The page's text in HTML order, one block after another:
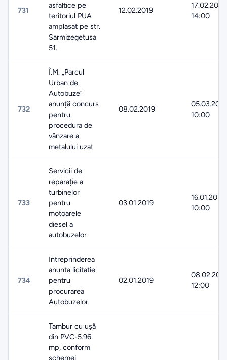
731
asfaltice pe
teritoriul PUA
amplasat pe str.
Sarmizegetusa
51.
12.02.2019
17.02.2019
14:00
732
Î.M. „Parcul
Urban de
Autobuze”
anunță concurs
pentru
procedura de
vânzare a
metalului uzat
08.02.2019
05.03.2019
10:00
733
Servicii de
reparație a
turbinelor
pentru
motoarele
diesel a
autobuzelor
03.01.2019
16.01.2019
10:00
734
Intreprinderea
anunta licitatie
pentru
procurarea
Autobuzelor
02.01.2019
08.02.2019
12:00
Tambur cu ușă
din PVC-5.96
mp, conform
schemei